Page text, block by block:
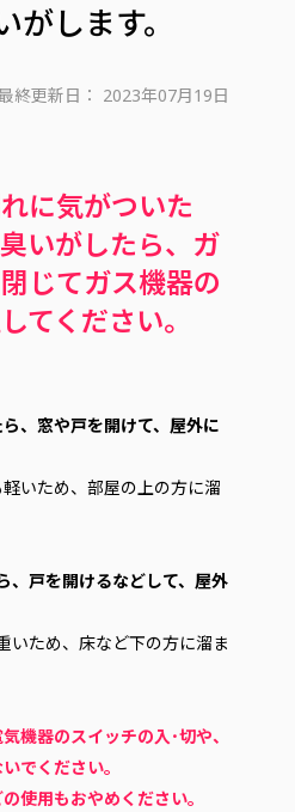
がします。
終更新日： 2023年07月19日
に気がついた
いがしたら、ガ
じてガス機器の
てください。
、窓や戸を開けて、屋外に
軽いため、部屋の上の方に溜
、戸を開けるなどして、屋外
いため、床など下の方に溜ま
機器のスイッチの入･切や、
でください。
使用もおやめください。